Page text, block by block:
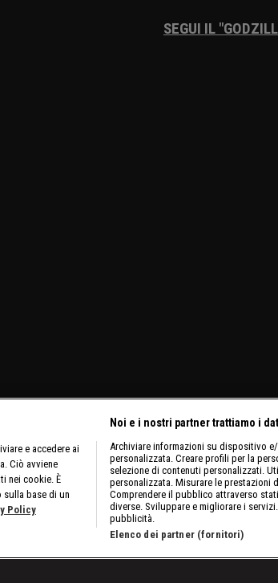
SEGUI IL
e accedere ai
Ciò avviene
nei cookie. È
base di un
Policy
Noi e i nostri partner trattiamo i
Archiviare informazioni su dispositivo
personalizzata. Creare profili per la
selezione di contenuti personalizzati.
personalizzata. Misurare le prestazioni
Comprendere il pubblico attraverso
diverse. Sviluppare e migliorare i
pubblicità.
Elenco dei partner (fornitori)